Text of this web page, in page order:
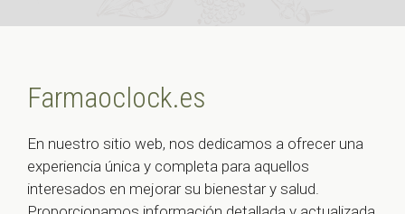
Farmaoclock.es
En nuestro sitio web, nos dedicamos a ofrecer una
experiencia única y completa para aquellos
interesados en mejorar su bienestar y salud.